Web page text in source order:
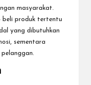
masyarakat.
produk tertentu
yang dibutuhkan
sementara